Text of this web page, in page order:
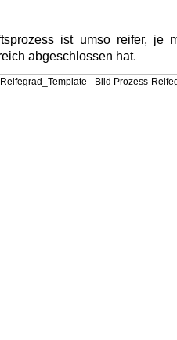
ist umso reifer, je
abgeschlossen hat.